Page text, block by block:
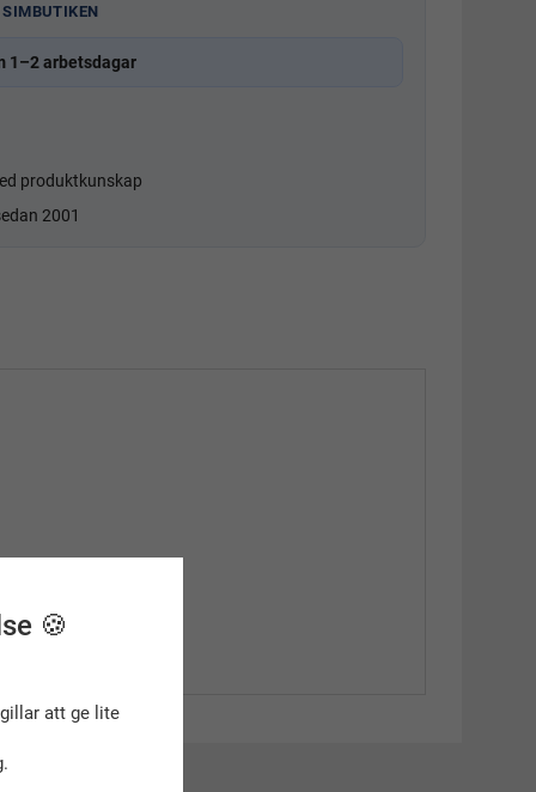
SIMBUTIKEN
1–2 arbetsdagar
produktkunskap
2001
🍪
att ge lite